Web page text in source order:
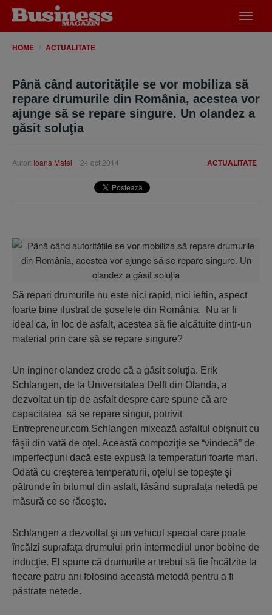
meniu
HOME ACTUALITATE
Până când autorităţile se vor mobiliza să
repare drumurile din România, acestea vor
ajunge să se repare singure. Un olandez a
găsit soluţia
ACTUALITATE
Autor: Ioana Matei 24 oct 2014
Să repari drumurile nu este nici rapid, nici ieftin, aspect
foarte bine ilustrat de şoselele din România. Nu ar fi
ideal ca, în loc de asfalt, acestea să fie alcătuite dintr-un
material prin care să se repare singure?
Un inginer olandez crede că a găsit soluţia. Erik
Schlangen, de la Universitatea Delft din Olanda, a
dezvoltat un tip de asfalt despre care spune că are
capacitatea să se repare singur, potrivit
Entrepreneur.com.Schlangen mixează asfaltul obişnuit cu
fâşii din vată de oţel. Această compoziţie se “vindecă” de
imperfecţiuni dacă este expusă la temperaturi foarte mari.
Odată cu creşterea temperaturii, oţelul se topeşte şi
pătrunde în bitumul din asfalt, lăsând suprafaţa netedă pe
măsură ce se răceşte.
Schlangen a dezvoltat şi un vehicul special care poate
încălzi suprafaţa drumului prin intermediul unor bobine de
inducţie. El spune că drumurile ar trebui să fie încălzite la
fiecare patru ani folosind această metodă pentru a fi
păstrate netede.